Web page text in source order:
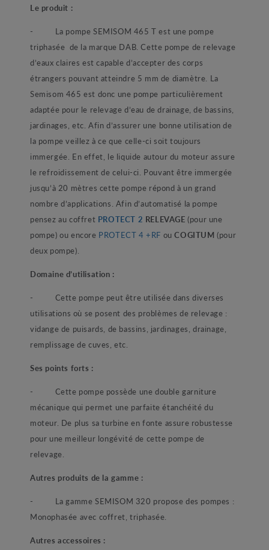
Le produit :
- La pompe SEMISOM 465 T est une pompe
triphasée de la marque DAB. Cette pompe de relevage
d’eaux claires est capable d’accepter des corps
étrangers pouvant atteindre 5 mm de diamètre. La
Semisom 465 est donc une pompe particulièrement
adaptée pour le relevage d’eau de drainage, de bassins,
jardinages, etc. Afin d’assurer une bonne utilisation de
la pompe veillez à ce que celle-ci soit toujours
immergée. En effet, le liquide autour du moteur assure
le refroidissement de celui-ci. Pouvant être immergée
jusqu’à 20 mètres cette pompe répond à un grand
nombre d’applications. Afin d’automatisé la pompe
pensez au coffret PROTECT 2 RELEVAGE (pour une
pompe) ou encore PROTECT 4 +RF ouCOGITUM (pour
deux pompe).
Domaine d’utilisation :
- Cette pompe peut être utilisée dans diverses
utilisations où se posent des problèmes de relevage :
vidange de puisards, de bassins, jardinages, drainage,
remplissage de cuves, etc.
Ses points forts :
- Cette pompe possède une double garniture
mécanique qui permet une parfaite étanchéité du
moteur. De plus sa turbine en fonte assure robustesse
pour une meilleur longévité de cette pompe de
relevage.
Autres produits de la gamme :
- La gamme SEMISOM 320 propose des pompes :
Monophasée avec coffret, triphasée.
Autres accessoires :